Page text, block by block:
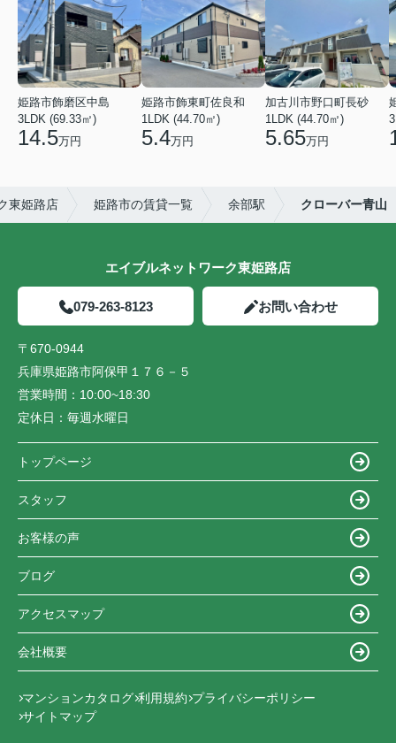
姫路市飾磨区中島
3LDK (69.33㎡)
14.5万円
姫路市飾東町佐良和
1LDK (44.70㎡)
5.4万円
加古川市野口町長砂
1LDK (44.70㎡)
5.65万円
東姫路店 姫路市の賃貸一覧 余部駅 クローバー青山
エイブルネットワーク東姫路店
079-263-8123 お問い合わせ
〒670-0944
兵庫県姫路市阿保甲１７６－５
営業時間： 10:00~18:30
定休日： 毎週水曜日
トップページ
スタッフ
お客様の声
ブログ
アクセスマップ
会社概要
マンションカタログ 利用規約 プライバシーポリシー
サイトマップ